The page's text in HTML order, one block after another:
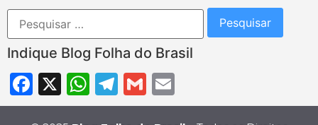
Indique Blog Folha do Brasil
Facebook
X WhatsApp
Telegram
Gmail